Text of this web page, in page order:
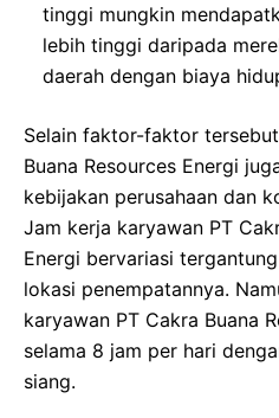
tinggi mungkin
lebih tinggi daripada
daerah dengan biaya
Selain faktor-faktor
Buana Resources Energi
kebijakan perusahaan dan
Jam kerja karyawan PT
Energi bervariasi
lokasi penempatannya.
karyawan PT Cakra Buana
selama 8 jam per hari
siang.